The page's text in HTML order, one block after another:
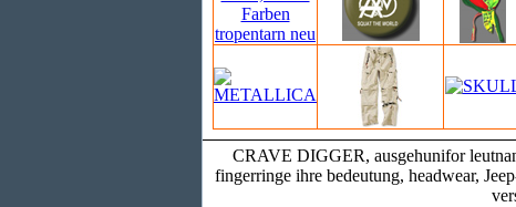
CRAVE DIGGER, ausgehunifor
fingerringe ihre bedeutung, headwear,